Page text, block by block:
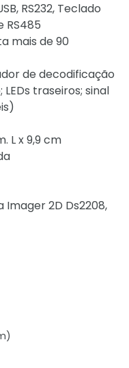
RS232, Teclado
RS485
mais de 90
de decodificação
traseiros; sinal
L x 9,9 cm
Imager 2D Ds2208,